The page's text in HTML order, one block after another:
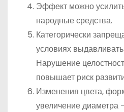
Эффект можно
народные средства.
Категорически
условиях
Нарушение
повышает риск
Изменения цвета,
увеличение диаметра